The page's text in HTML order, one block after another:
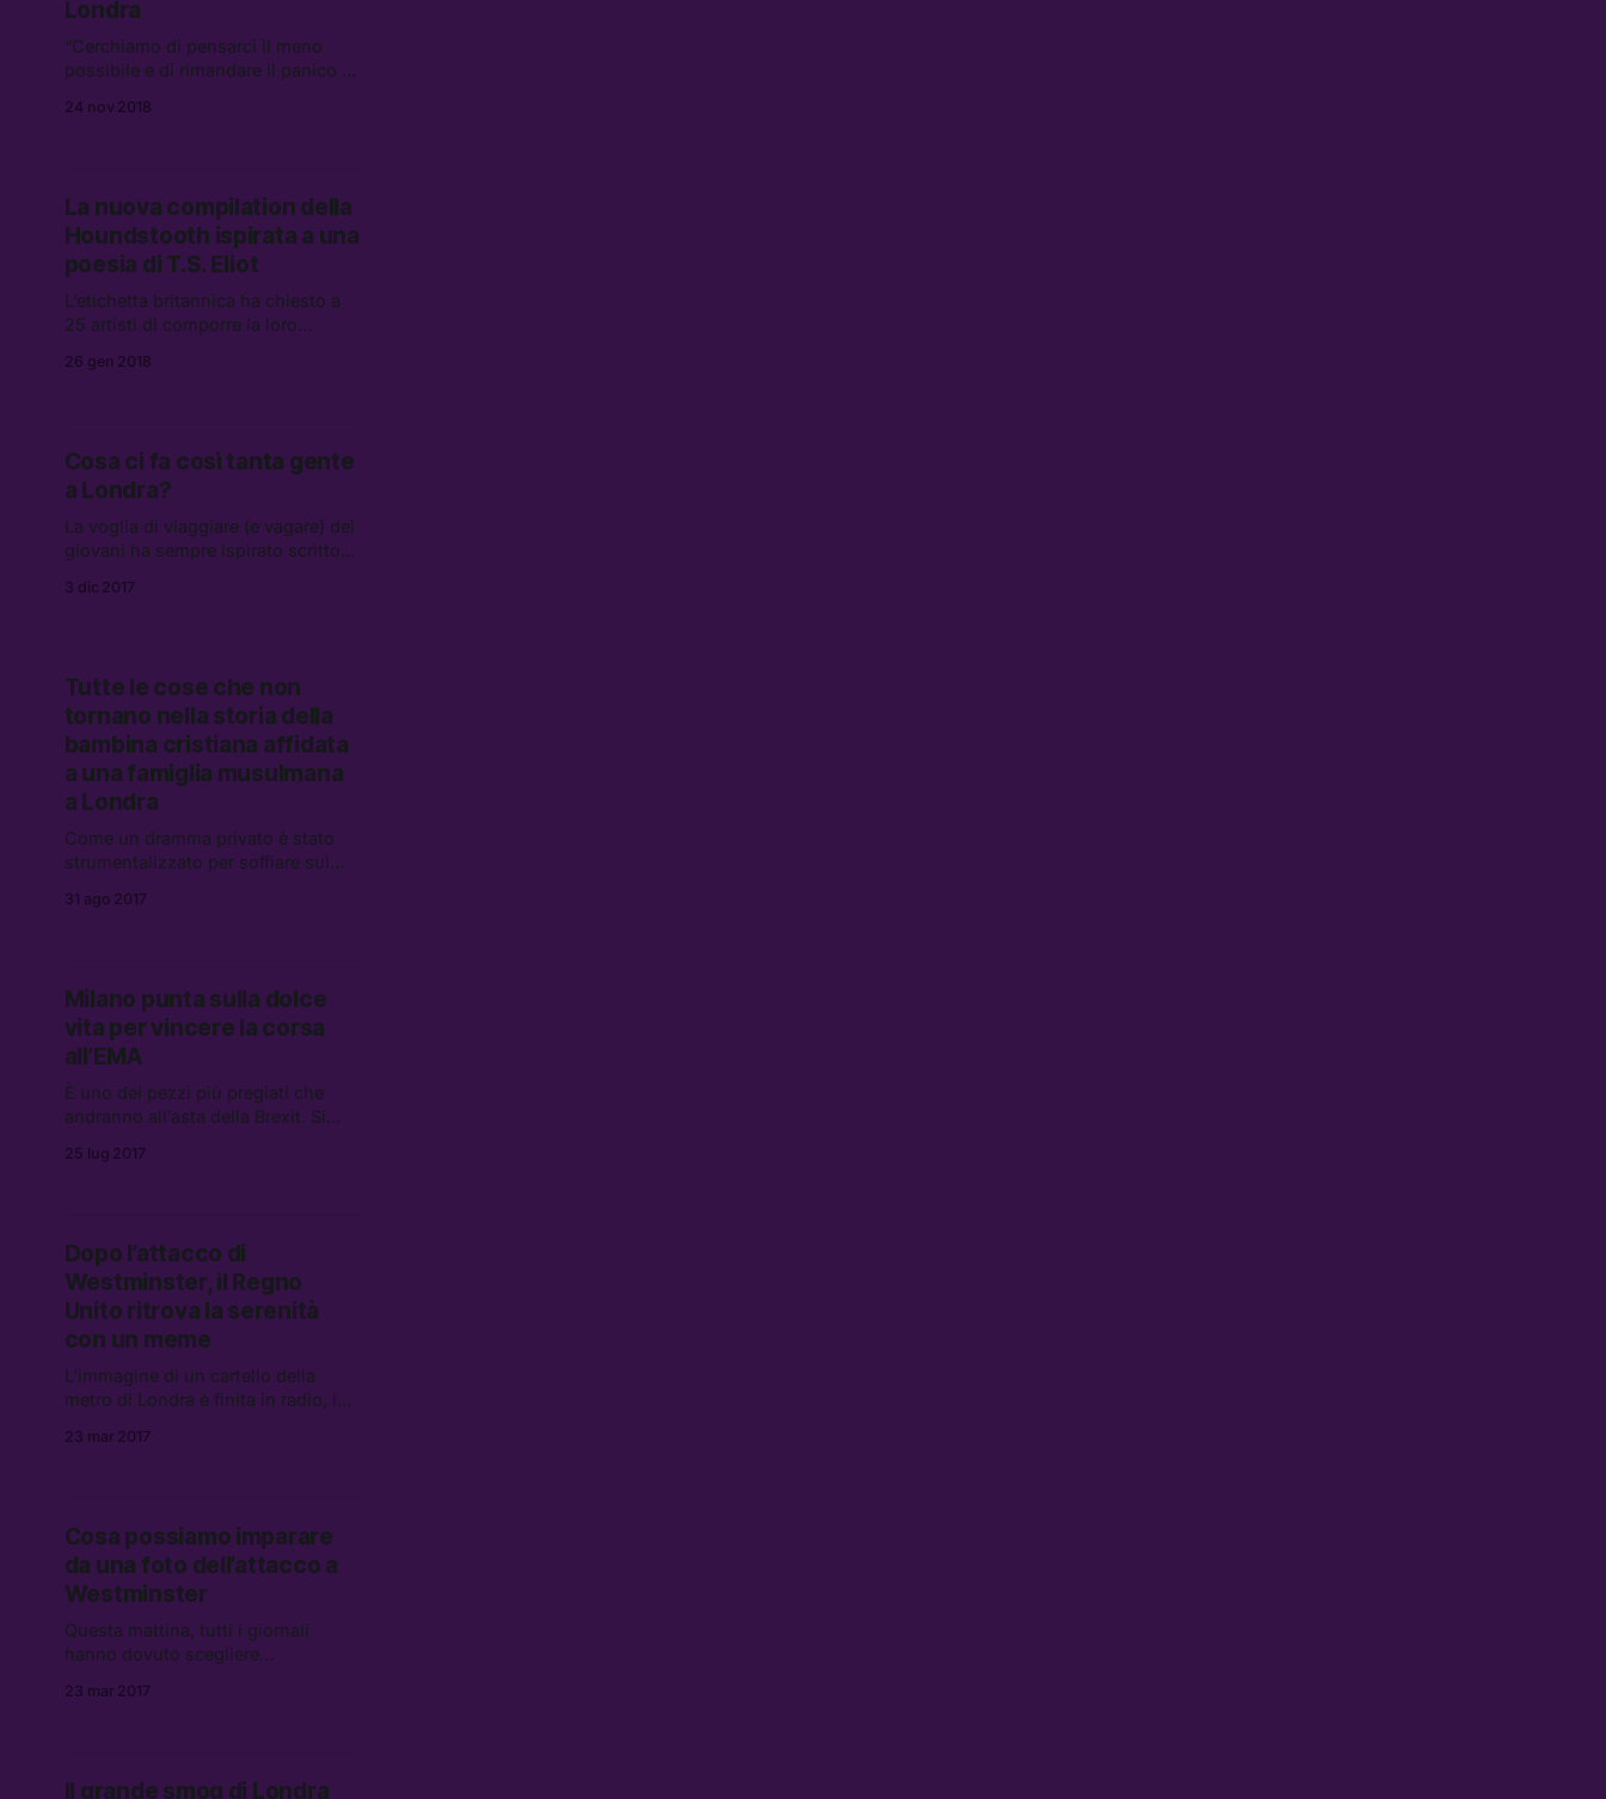
Londra
“Cerchiamo di pensarci il meno
possibile e di rimandare il panico a
24 nov 2018
La nuova compilation della
Houndstooth ispirata a una
poesia di T.S. Eliot
L’etichetta britannica ha chiesto a
25 artisti di comporre la loro
Men. Il risultato è uno dei progetti
26 gen 2018
Cosa ci fa così tanta gente
a Londra?
La voglia di viaggiare (e vagare) dei
giovani ha sempre ispirato scrittori
qualcosa in più del semplice spirito
3 dic 2017
Tutte le cose che non
tornano nella storia della
bambina cristiana affidata
a una famiglia musulmana
a Londra
Come un dramma privato è stato
strumentalizzato per soffiare sul
31 ago 2017
Milano punta sulla dolce
vita per vincere la corsa
all’EMA
È uno dei pezzi più pregiati che
andranno all’asta della Brexit. Si
del farmaco che nel 2019
25 lug 2017
Dopo l’attacco di
Westminster, il Regno
Unito ritrova la serenità
con un meme
L’immagine di un cartello della
metro di Londra è finita in radio, in
Theresa May — ma non è vera.
23 mar 2017
Cosa possiamo imparare
da una foto dell’attacco a
Westminster
Questa mattina, tutti i giornali
hanno dovuto scegliere
l’attentato di ieri a Westminster. Ma
23 mar 2017
Il grande smog di Londra